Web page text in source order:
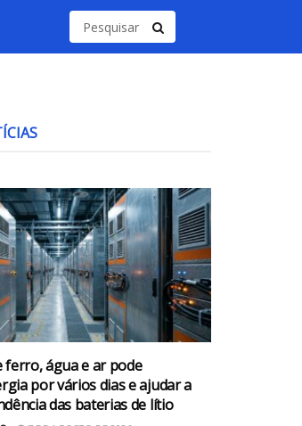
ferro, água e ar pode
por vários dias e ajudar a
das baterias de lítio